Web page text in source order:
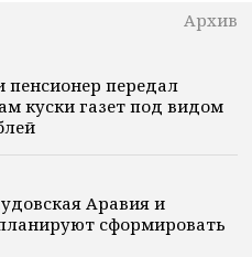
Архив
пенсионер передал
куски газет под видом
Аравия и
сформировать